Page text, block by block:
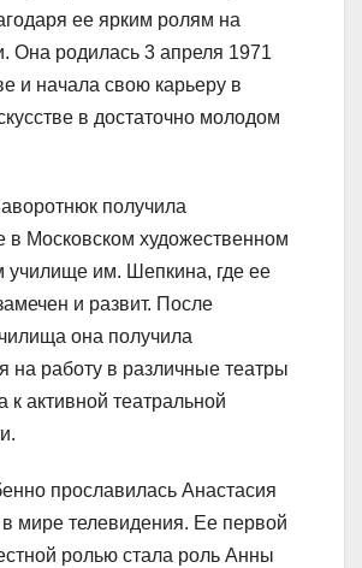
ее ярким ролям на
Она родилась 3 апреля 1971
и начала свою карьеру в
в достаточно молодом
получила
в Московском художественном
училище им. Шепкина, где ее
и развит. После
она получила
на работу в различные театры
к активной театральной
прославилась Анастасия
мире телевидения. Ее первой
ролью стала роль Анны